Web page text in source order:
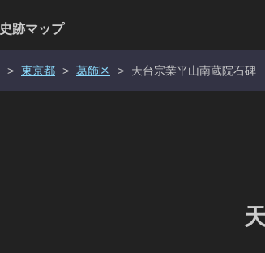
史跡マップ
> 東京都 > 葛飾区 > 天台宗業平山南蔵院石碑